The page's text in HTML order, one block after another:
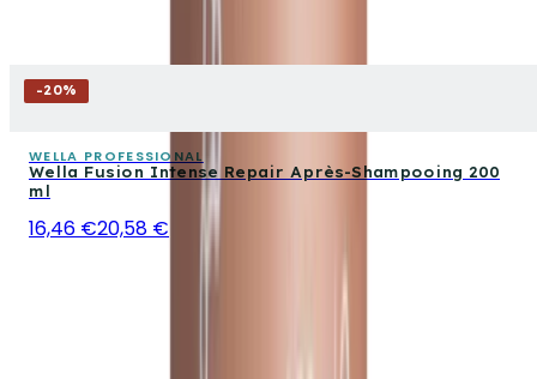
-20%
WELLA PROFESSIONAL
Wella Fusion Intense Repair Après-Shampooing 200
ml
16,46 €20,58 €